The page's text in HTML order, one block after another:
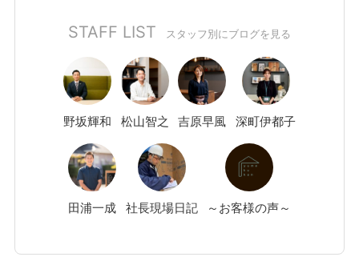
STAFF LIST スタッフ別にブログを見る
野坂輝和 松山智之 吉原早風 深町伊都子
田浦一成 社長現場日記 ～お客様の声～